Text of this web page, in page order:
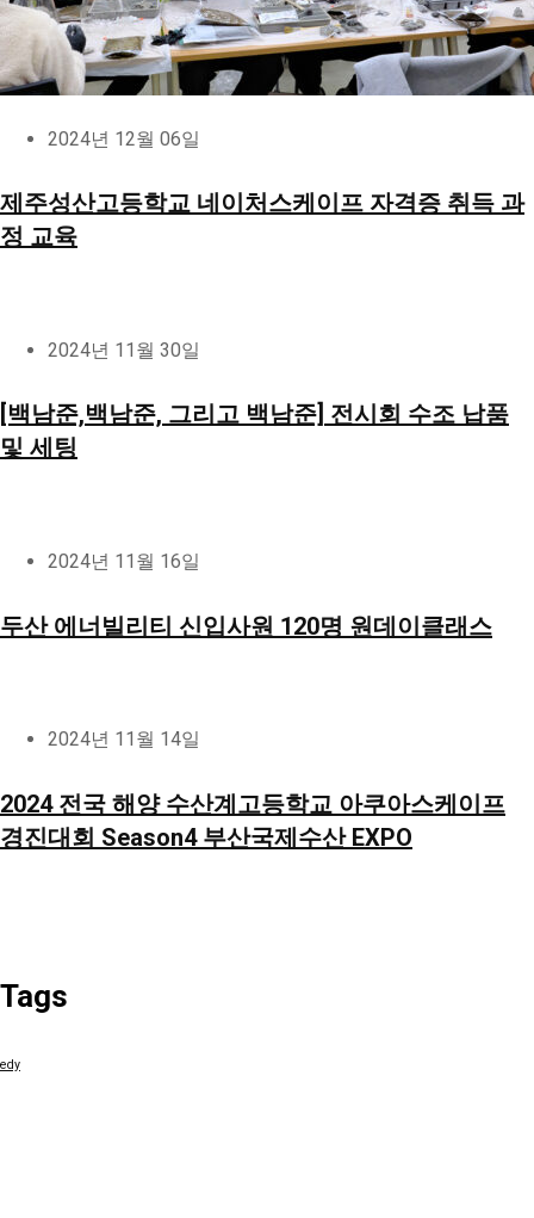
2024년 12월 06일
제주성산고등학교 네이처스케이프 자격증 취득 과
정 교육
2024년 11월 30일
[백남준,백남준, 그리고 백남준] 전시회 수조 납품
및 세팅
2024년 11월 16일
두산 에너빌리티 신입사원 120명 원데이클래스
2024년 11월 14일
2024 전국 해양 수산계고등학교 아쿠아스케이프
경진대회 Season4 부산국제수산 EXPO
Tags
edy